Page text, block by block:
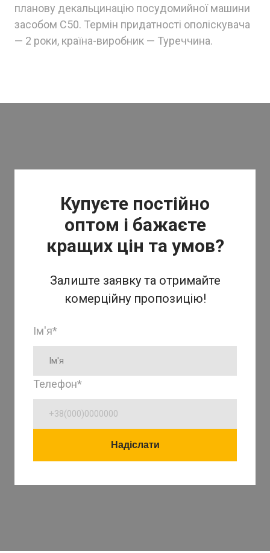
планову декальцинацію посудомийної машини
засобом C50. Термін придатності ополіскувача
— 2 роки, країна-виробник — Туреччина.
Купуєте постійно
оптом і бажаєте
кращих цін та умов?
Залиште заявку та отримайте
комерційну пропозицію!
Ім'я*
Телефон*
Надіслати